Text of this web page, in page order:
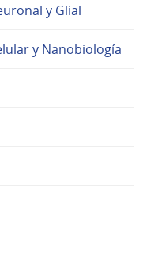
y Glial
y Nanobiología